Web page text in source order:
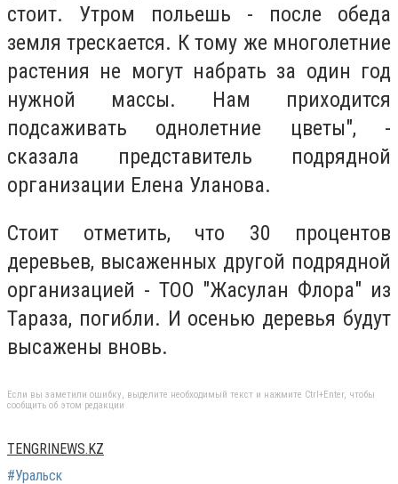
стоит. Утром польешь - после обеда
земля трескается. К тому же многолетние
растения не могут набрать за один год
нужной массы. Нам приходится
подсаживать однолетние цветы", -
сказала представитель подрядной
организации Елена Уланова.
Стоит отметить, что 30 процентов
деревьев, высаженных другой подрядной
организацией - ТОО "Жасулан Флора" из
Тараза, погибли. И осенью деревья будут
высажены вновь.
Если вы заметили ошибку, выделите необходимый текст и нажмите Ctrl+Enter, чтобы
сообщить об этом редакции
TENGRINEWS.KZ
#Уральск